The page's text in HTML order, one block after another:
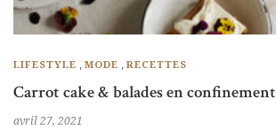
LIFESTYLE , MODE , RECETTES
Carrot cake & balades en confinement
avril 27, 2021